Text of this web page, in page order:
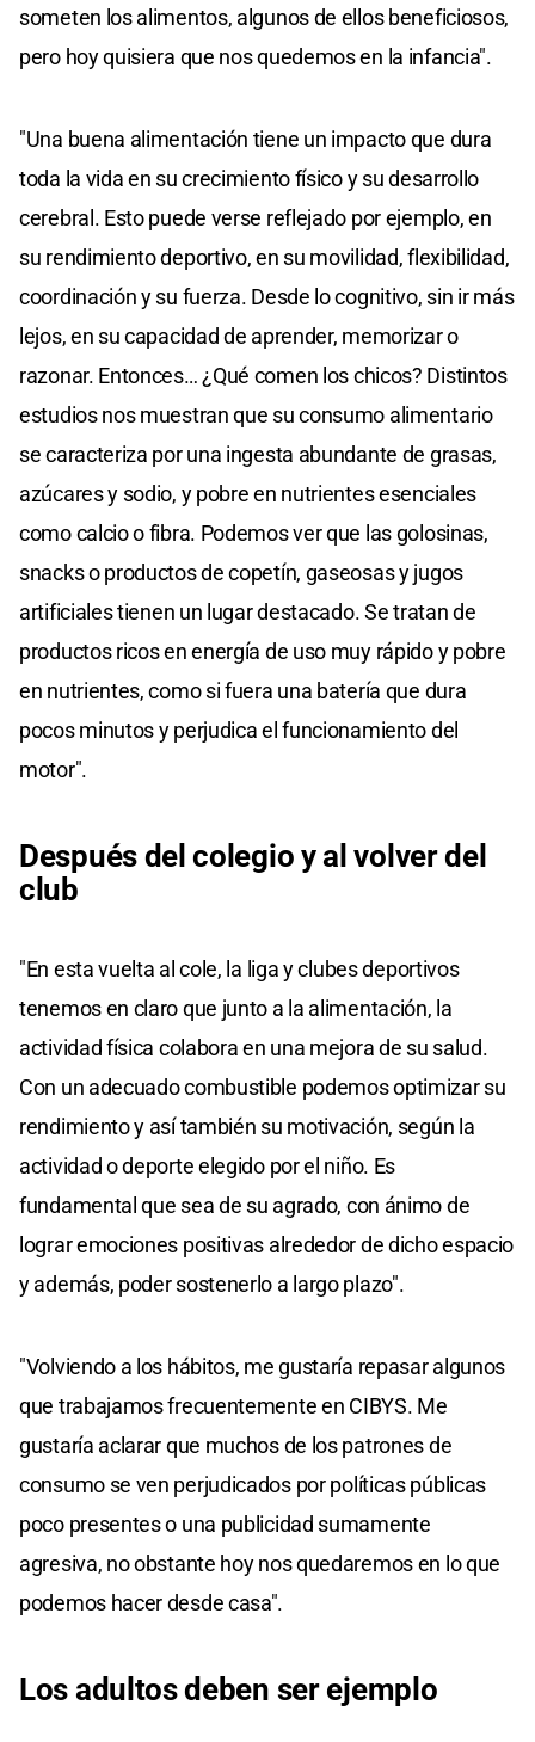
someten los alimentos, algunos de ellos beneficiosos,
pero hoy quisiera que nos quedemos en la infancia".
"Una buena alimentación tiene un impacto que dura
toda la vida en su crecimiento físico y su desarrollo
cerebral. Esto puede verse reflejado por ejemplo, en
su rendimiento deportivo, en su movilidad, flexibilidad,
coordinación y su fuerza. Desde lo cognitivo, sin ir más
lejos, en su capacidad de aprender, memorizar o
razonar. Entonces… ¿Qué comen los chicos? Distintos
estudios nos muestran que su consumo alimentario
se caracteriza por una ingesta abundante de grasas,
azúcares y sodio, y pobre en nutrientes esenciales
como calcio o fibra. Podemos ver que las golosinas,
snacks o productos de copetín, gaseosas y jugos
artificiales tienen un lugar destacado. Se tratan de
productos ricos en energía de uso muy rápido y pobre
en nutrientes, como si fuera una batería que dura
pocos minutos y perjudica el funcionamiento del
motor".
Después del colegio y al volver del
club
"En esta vuelta al cole, la liga y clubes deportivos
tenemos en claro que junto a la alimentación, la
actividad física colabora en una mejora de su salud.
Con un adecuado combustible podemos optimizar su
rendimiento y así también su motivación, según la
actividad o deporte elegido por el niño. Es
fundamental que sea de su agrado, con ánimo de
lograr emociones positivas alrededor de dicho espacio
y además, poder sostenerlo a largo plazo".
"Volviendo a los hábitos, me gustaría repasar algunos
que trabajamos frecuentemente en CIBYS. Me
gustaría aclarar que muchos de los patrones de
consumo se ven perjudicados por políticas públicas
poco presentes o una publicidad sumamente
agresiva, no obstante hoy nos quedaremos en lo que
podemos hacer desde casa".
Los adultos deben ser ejemplo